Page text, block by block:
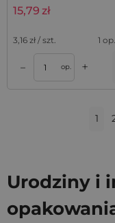
15,79 zł
3,16 zł / szt. 1
– op. +
1
Urodziny i